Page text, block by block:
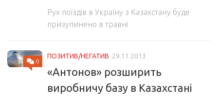
Рух поїздів в Україну з Казахстану буде
призупинено в травні
0
ПОЗИТИВ/НЕГАТИВ 29.11.2013
«Антонов» розширить
виробничу базу в Казахстані